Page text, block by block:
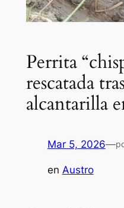
Perrita
rescatada
alcantarilla
Mar 5, 2026—
en Austro